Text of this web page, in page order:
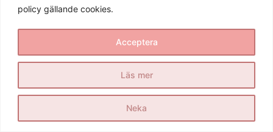
policy gällande cookies.
Läs mer
Neka
Acceptera